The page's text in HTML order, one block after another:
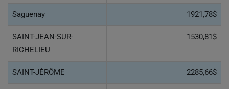
Saguenay 1921,78$
SAINT-JEAN-SUR-
RICHELIEU
1530,81$
SAINT-JÉRÔME 2285,66$